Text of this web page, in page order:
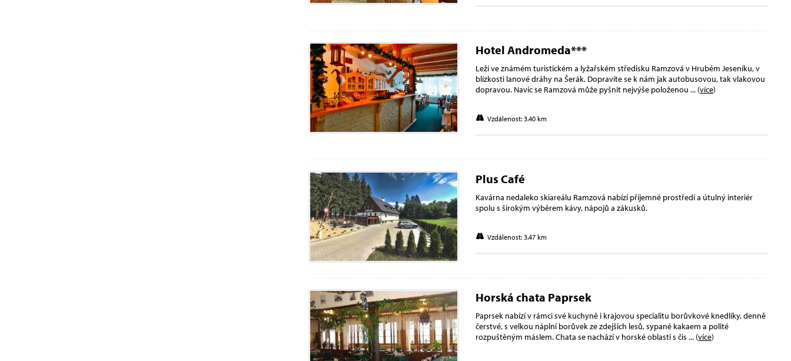
Hotel Andromeda***
Leží ve známém turistickém a lyžařském středisku Ramzová v Hrubém Jeseníku, v
blízkosti lanové dráhy na Šerák. Dopravíte se k nám jak autobusovou, tak vlakovou
dopravou. Navíc se Ramzová může pyšnit nejvýše položenou ... (více)
Vzdálenost: 3.40 km
Plus Café
Kavárna nedaleko skiareálu Ramzová nabízí příjemné prostředí a útulný interiér
spolu s širokým výběrem kávy, nápojů a zákusků.
Vzdálenost: 3.47 km
Horská chata Paprsek
Paprsek nabízí v rámci své kuchyně i krajovou specialitu borůvkové knedlíky, denně
čerstvé, s velkou náplní borůvek ze zdejších lesů, sypané kakaem a polité
rozpuštěným máslem. Chata se nachází v horské oblasti s čis ... (více)